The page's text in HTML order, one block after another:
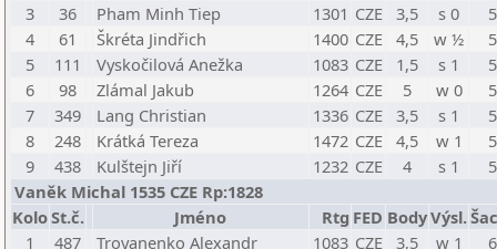
3
36 Pham Minh Tiep 1301 CZE 3,5 s 0
5
4
61 Škréta Jindřich 1400 CZE 4,5 w ½
5
5
111 Vyskočilová Anežka 1083 CZE 1,5 s 1
5
6
98 Zlámal Jakub 1264 CZE 5 w 0
5
7
349 Lang Christian 1336 CZE 3,5 s 1
5
8
248 Krátká Tereza 1472 CZE 4,5 w 1
5
9
438 Kulštejn Jiří 1232 CZE 4 s 1
5
Vaněk Michal 1535 CZE Rp:1828
KoloSt.č. Jméno Rtg FED BodyVýsl.
1
487 Troyanenko Alexandr 1083 CZE 3,5 w 1
6